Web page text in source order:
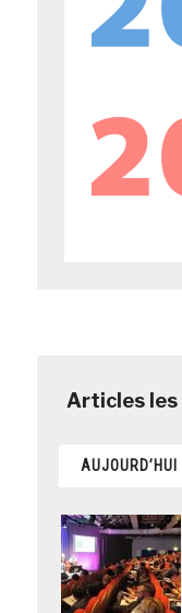
AUJOURD’HUI